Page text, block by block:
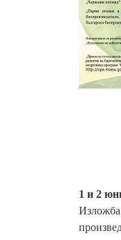
1 и 2
Изложба